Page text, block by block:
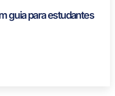
guia para estudantes